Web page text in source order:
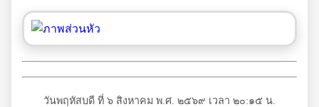
วันพฤหัสบดี ที่ ๖ สิงหาคม พ.ศ. ๒๕๖๙ เวลา ๒๐:๑๕ น.